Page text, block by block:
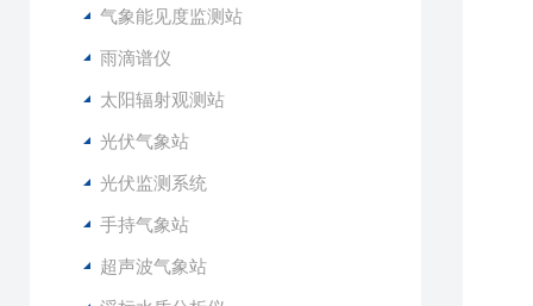
气象能见度监测站
雨滴谱仪
太阳辐射观测站
光伏气象站
光伏监测系统
手持气象站
超声波气象站